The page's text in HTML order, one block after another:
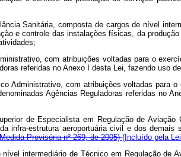
Sanitária, composta de cargos de nível
e controle das instalações físicas, da
com atribuições voltadas para o
referidas no Anexo I desta Lei, fazendo uso
Administrativo, com atribuições voltadas para
Agências Reguladoras referidas no
de Especialista em Regulação de
estrutura aeroportuária civil e dos
Provisória nº 269, de 2005)(Incluído pela
intermediário de Técnico em Regulação de